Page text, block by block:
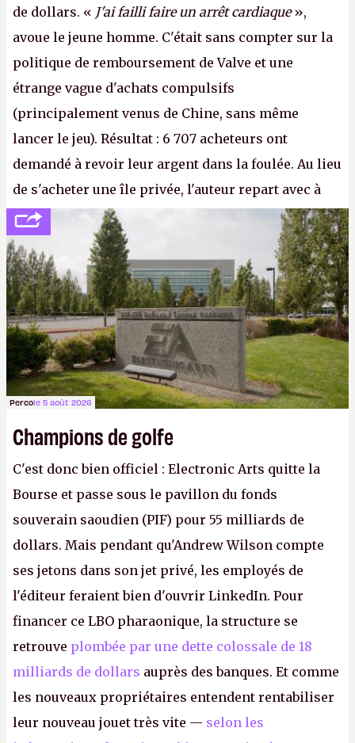
de dollars. « J'ai failli faire un arrêt cardiaque»,
avoue le jeune homme. C'était sans compter sur la
politique de remboursement de Valve et une
étrange vague d'achats compulsifs
(principalement venus de Chine, sans même
lancer le jeu). Résultat : 6 707 acheteurs ont
demandé à revoir leur argent dans la foulée. Au lieu
de s'acheter une île privée, l'auteur repart avec à
peine 2 000 dollars en poche. C'est toujours plus
cher payé que le temps passé à dev, mais ça
apprendra aux petits malins qu'on ne braque pas
Gabe Newell aussi facilement.P.
Percole 5 août 2026
Champions de golfe
C'est donc bien officiel : Electronic Arts quitte la
Bourse et passe sous le pavillon du fonds
souverain saoudien (PIF) pour 55 milliards de
dollars. Mais pendant qu'Andrew Wilson compte
ses jetons dans son jet privé, les employés de
l'éditeur feraient bien d'ouvrir LinkedIn. Pour
financer ce LBO pharaonique, la structure se
retrouve plombée par une dette colossale de 18
milliards de dollars auprès des banques. Et comme
les nouveaux propriétaires entendent rentabiliser
leur nouveau jouet très vite — selon les